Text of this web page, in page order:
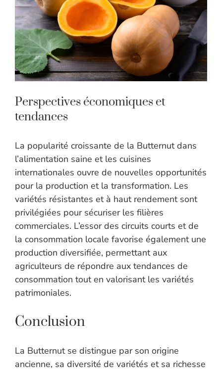
Perspectives économiques et
tendances
La popularité croissante de la Butternut dans
l’alimentation saine et les cuisines
internationales ouvre de nouvelles opportunités
pour la production et la transformation. Les
variétés résistantes et à haut rendement sont
privilégiées pour sécuriser les filières
commerciales. L’essor des circuits courts et de
la consommation locale favorise également une
production diversifiée, permettant aux
agriculteurs de répondre aux tendances de
consommation tout en valorisant les variétés
patrimoniales.
Conclusion
La Butternut se distingue par son origine
ancienne, sa diversité de variétés et sa richesse